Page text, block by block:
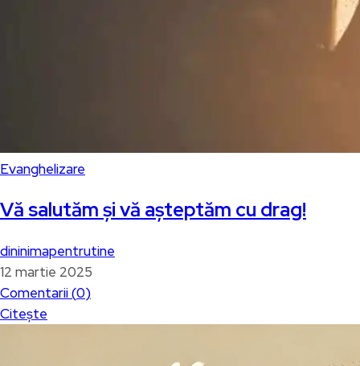
Evanghelizare
Vă salutăm și vă așteptăm cu drag!
dininimapentrutine
12 martie 2025
Comentarii (0)
Citește